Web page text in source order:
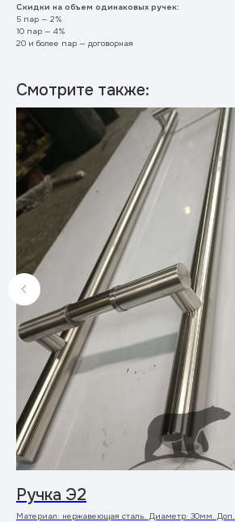
Скидки на объем одинаковых ручек:
5 пар — 2%
10 пар — 4%
20 и более пар — договорная
Смотрите также:
Ручка Э2
Материал: нержавеющая сталь. Диаметр: 30мм. Доп.